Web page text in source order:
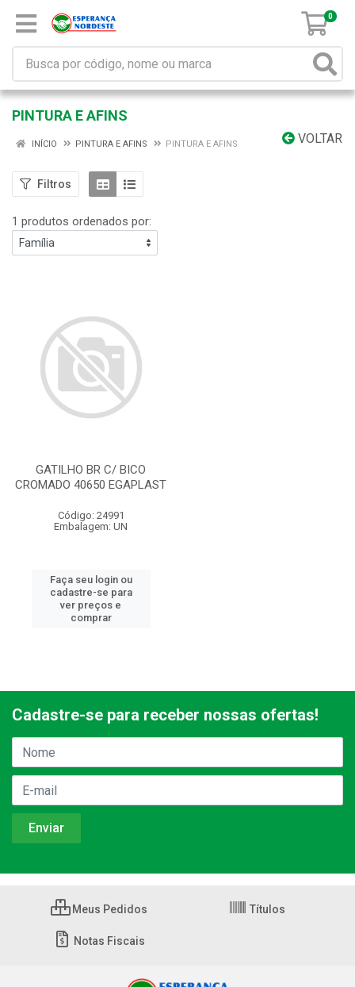
0
PINTURA E AFINS
VOLTAR
INÍCIO PINTURA E AFINS PINTURA E AFINS
Filtros
1 produtos ordenados por:
GATILHO BR C/ BICO
CROMADO 40650 EGAPLAST
Código: 24991
Embalagem: UN
Faça seu login ou
cadastre-se para
ver preços e
comprar
Cadastre-se para receber nossas ofertas!
Meus Pedidos Títulos
Notas Fiscais